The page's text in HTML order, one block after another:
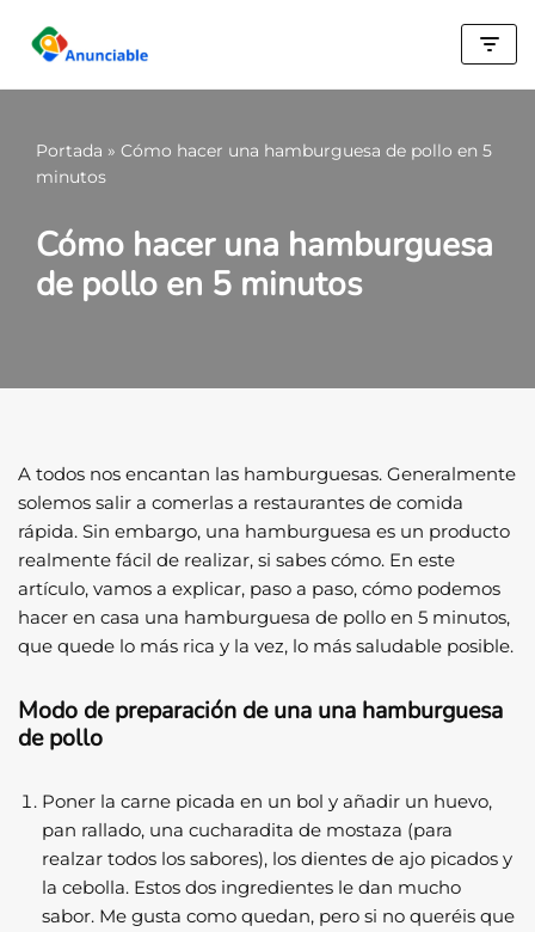
Saltar
al
Portada » Cómo hacer una hamburguesa de pollo en 5
minutos
Cómo hacer una hamburguesa
de pollo en 5 minutos
A todos nos encantan las hamburguesas. Generalmente
solemos salir a comerlas a restaurantes de comida
rápida. Sin embargo, una hamburguesa es un producto
realmente fácil de realizar, si sabes cómo. En este
artículo, vamos a explicar, paso a paso, cómo podemos
hacer en casa una hamburguesa de pollo en 5 minutos,
que quede lo más rica y la vez, lo más saludable posible.
Modo de preparación de una una hamburguesa
de pollo
Poner la carne picada en un bol y añadir un huevo,
pan rallado, una cucharadita de mostaza (para
realzar todos los sabores), los dientes de ajo picados y
la cebolla. Estos dos ingredientes le dan mucho
sabor. Me gusta como quedan, pero si no queréis que